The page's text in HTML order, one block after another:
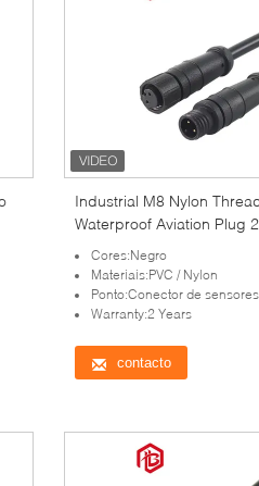
Industrial M8 Nylon
Waterproof Aviation Plug
Conector de sinal
Cores:Negro
Materiais:PVC / Nylon
Ponto:Conector de sensores circulares de baixa tensão e
Warranty:2 Years
contacto